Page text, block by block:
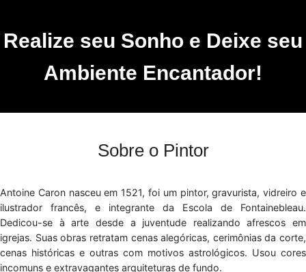
Realize seu Sonho e Deixe seu
Ambiente Encantador!
Sobre o Pintor
Antoine Caron nasceu em 1521, foi um pintor, gravurista, vidreiro e
ilustrador francês, e integrante da Escola de Fontainebleau.
Dedicou-se à arte desde a juventude realizando afrescos em
igrejas. Suas obras retratam cenas alegóricas, cerimônias da corte,
cenas históricas e outras com motivos astrológicos. Usou cores
incomuns e extravagantes arquiteturas de fundo.